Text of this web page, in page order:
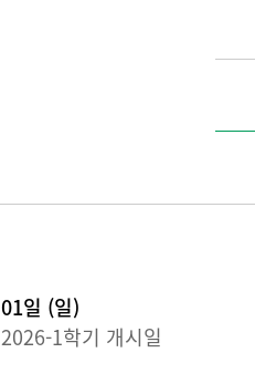
01일 (일)
2026-1학기 개시일